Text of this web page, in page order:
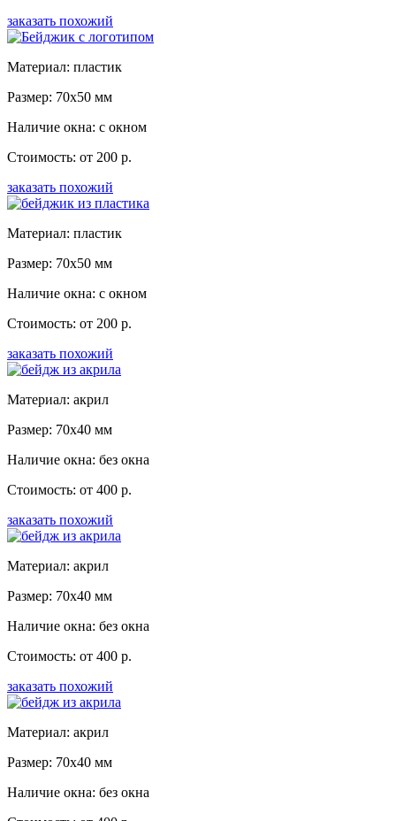
заказать похожий
Материал: пластик
Размер: 70x50 мм
Наличие окна: с окном
Стоимость: от 200 р.
заказать похожий
Материал: пластик
Размер: 70x50 мм
Наличие окна: с окном
Стоимость: от 200 р.
заказать похожий
Материал: акрил
Размер: 70x40 мм
Наличие окна: без окна
Стоимость: от 400 р.
заказать похожий
Материал: акрил
Размер: 70x40 мм
Наличие окна: без окна
Стоимость: от 400 р.
заказать похожий
Материал: акрил
Размер: 70x40 мм
Наличие окна: без окна